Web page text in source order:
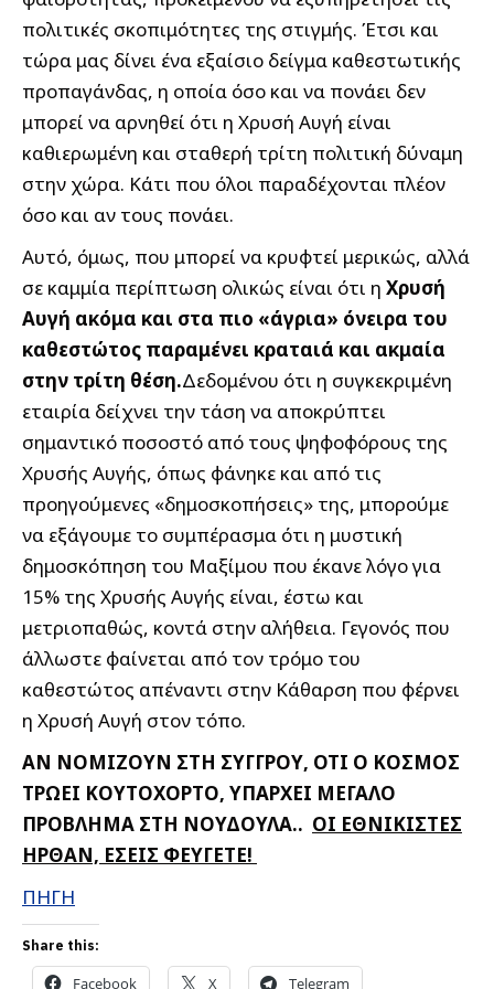
πολιτικές σκοπιμότητες της στιγμής. Έτσι και
τώρα μας δίνει ένα εξαίσιο δείγμα καθεστωτικής
προπαγάνδας, η οποία όσο και να πονάει δεν
μπορεί να αρνηθεί ότι η Χρυσή Αυγή είναι
καθιερωμένη και σταθερή τρίτη πολιτική δύναμη
στην χώρα. Κάτι που όλοι παραδέχονται πλέον
όσο και αν τους πονάει.
Αυτό, όμως, που μπορεί να κρυφτεί μερικώς, αλλά
σε καμμία περίπτωση ολικώς είναι ότι η Χρυσή
Αυγή ακόμα και στα πιο «άγρια» όνειρα του
καθεστώτος παραμένει κραταιά και ακμαία
στην τρίτη θέση.Δεδομένου ότι η συγκεκριμένη
εταιρία δείχνει την τάση να αποκρύπτει
σημαντικό ποσοστό από τους ψηφοφόρους της
Χρυσής Αυγής, όπως φάνηκε και από τις
προηγούμενες «δημοσκοπήσεις» της, μπορούμε
να εξάγουμε το συμπέρασμα ότι η μυστική
δημοσκόπηση του Μαξίμου που έκανε λόγο για
15% της Χρυσής Αυγής είναι, έστω και
μετριοπαθώς, κοντά στην αλήθεια. Γεγονός που
άλλωστε φαίνεται από τον τρόμο του
καθεστώτος απέναντι στην Κάθαρση που φέρνει
η Χρυσή Αυγή στον τόπο.
ΑΝ ΝΟΜΙΖΟΥΝ ΣΤΗ ΣΥΓΓΡΟΥ, ΟΤΙ Ο ΚΟΣΜΟΣ
ΤΡΩΕΙ ΚΟΥΤΟΧΟΡΤΟ, ΥΠΑΡΧΕΙ ΜΕΓΑΛΟ
ΠΡΟΒΛΗΜΑ ΣΤΗ ΝΟΥΔΟΥΛΑ.. ΟΙ ΕΘΝΙΚΙΣΤΕΣ
ΗΡΘΑΝ, ΕΣΕΙΣ ΦΕΥΓΕΤΕ!
ΠΗΓΗ
Share this:
Facebook X Telegram